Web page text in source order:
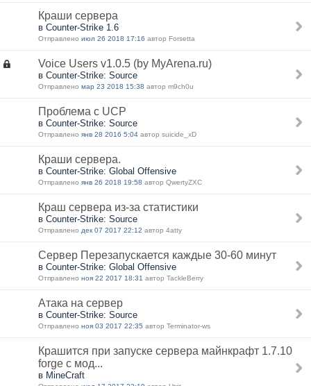
Краши сервера
в Counter-Strike 1.6
Отправлено июл 26 2018 17:16 автор Forsetta
Voice Users v1.0.5 (by MyArena.ru)
в Counter-Strike: Source
Отправлено мар 23 2018 15:38 автор m9ch0u
Проблема с UCP
в Counter-Strike: Source
Отправлено янв 28 2016 5:04 автор suicide_xD
Краши сервера.
в Counter-Strike: Global Offensive
Отправлено янв 26 2018 19:58 автор QwertyZXC
Краш сервера из-за статистики
в Counter-Strike: Source
Отправлено дек 07 2017 22:12 автор 4atty
Сервер Перезапускается каждые 30-60 минут
в Counter-Strike: Global Offensive
Отправлено ноя 22 2017 18:31 автор TackleBerry
Атака на сервер
в Counter-Strike: Source
Отправлено ноя 03 2017 22:35 автор Terminator-ws
Крашится при запуске сервера майнкрафт 1.7.10
forge с мод...
в MineCraft